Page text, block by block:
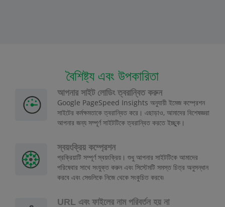
বৈশিষ্ট্য এবং উপকারিতা
আপনার সাইট লোডিং ত্বরান্বিত করুন
Google PageSpeed Insights অনুযায়ী ইমেজ কম্প্রেশন
সাইটের কর্মক্ষমতাকে ত্বরান্বিত করে। এছাড়াও, আমাদের বিশেষজ্ঞরা
আপনার জন্য সম্পূর্ণ সাইটটিকে ত্বরান্বিত করতে ইচ্ছুক।
স্বয়ংক্রিয় কম্প্রেশন
প্রক্রিয়াটি সম্পূর্ণ স্বয়ংক্রিয়। শুধু আপনার সাইটটিকে আমাদের
পরিষেবার সাথে সংযুক্ত করুন এবং সিস্টেমটি সমস্ত চিত্র অনুসন্ধান
করবে এবং সেগুলিকে নিজে থেকে সংকুচিত করবে৷
URL এবং ফাইলের নাম পরিবর্তন হয় না